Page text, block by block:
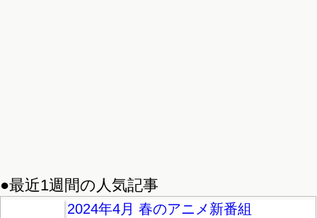
●最近1週間の人気記事
2024年4月 春のアニメ新番組